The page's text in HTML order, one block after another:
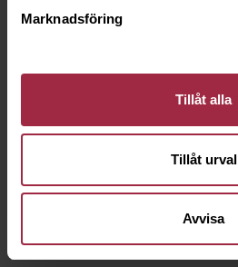
Marknadsföring
Tillåt alla
Tillåt urval
Avvisa